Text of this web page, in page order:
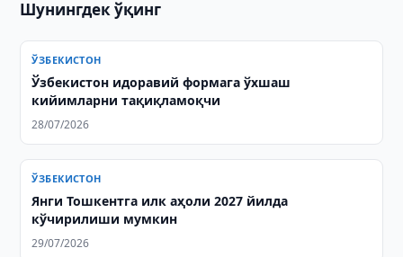
Шунингдек ўқинг
ЎЗБЕКИСТОН
Ўзбекистон идоравий формага ўхшаш
кийимларни тақиқламоқчи
28/07/2026
ЎЗБЕКИСТОН
Янги Тошкентга илк аҳоли 2027 йилда
кўчирилиши мумкин
29/07/2026